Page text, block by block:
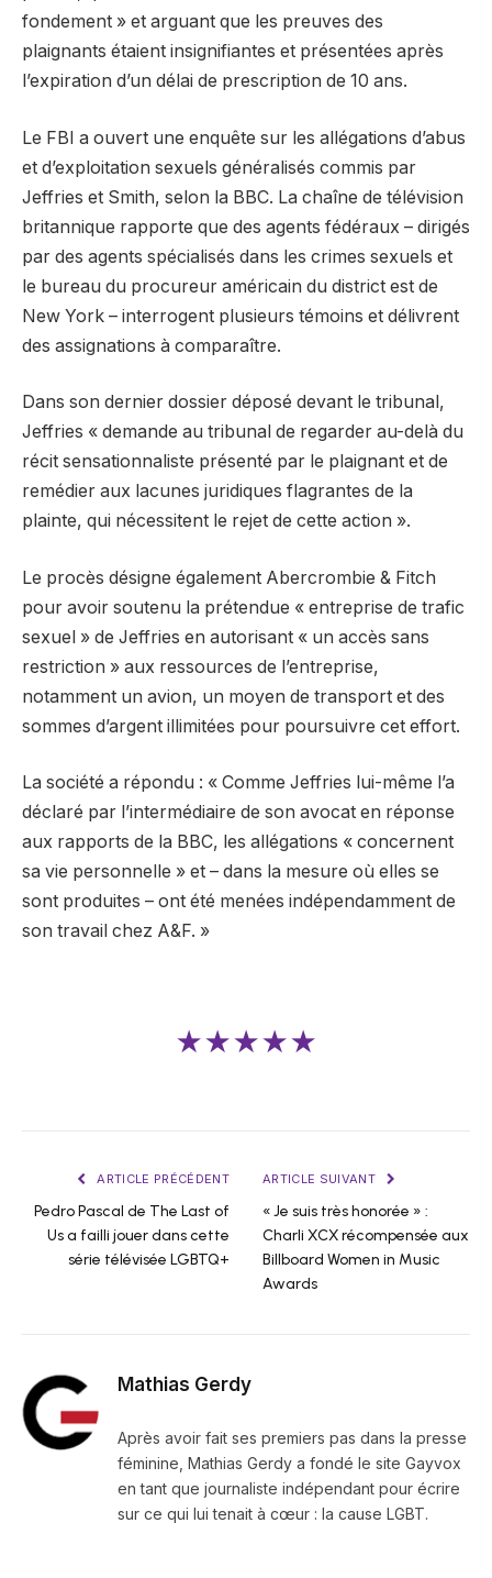
fondement » et arguant que les preuves des
plaignants étaient insignifiantes et présentées après
l’expiration d’un délai de prescription de 10 ans.
Le FBI a ouvert une enquête sur les allégations d’abus
et d’exploitation sexuels généralisés commis par
Jeffries et Smith, selon la BBC. La chaîne de télévision
britannique rapporte que des agents fédéraux – dirigés
par des agents spécialisés dans les crimes sexuels et
le bureau du procureur américain du district est de
New York – interrogent plusieurs témoins et délivrent
des assignations à comparaître.
Dans son dernier dossier déposé devant le tribunal,
Jeffries « demande au tribunal de regarder au-delà du
récit sensationnaliste présenté par le plaignant et de
remédier aux lacunes juridiques flagrantes de la
plainte, qui nécessitent le rejet de cette action ».
Le procès désigne également Abercrombie & Fitch
pour avoir soutenu la prétendue « entreprise de trafic
sexuel » de Jeffries en autorisant « un accès sans
restriction » aux ressources de l’entreprise,
notamment un avion, un moyen de transport et des
sommes d’argent illimitées pour poursuivre cet effort.
La société a répondu : « Comme Jeffries lui-même l’a
déclaré par l’intermédiaire de son avocat en réponse
aux rapports de la BBC, les allégations « concernent
sa vie personnelle » et – dans la mesure où elles se
sont produites – ont été menées indépendamment de
son travail chez A&F. »
★★★★★
ARTICLE PRÉCÉDENT
Pedro Pascal de The Last of
Us a failli jouer dans cette
série télévisée LGBTQ+
ARTICLE SUIVANT
« Je suis très honorée » :
Charli XCX récompensée aux
Billboard Women in Music
Awards
Mathias Gerdy
Après avoir fait ses premiers pas dans la presse
féminine, Mathias Gerdy a fondé le site Gayvox
en tant que journaliste indépendant pour écrire
sur ce qui lui tenait à cœur : la cause LGBT.